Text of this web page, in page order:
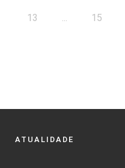
13 ... 15
ATUALIDADE